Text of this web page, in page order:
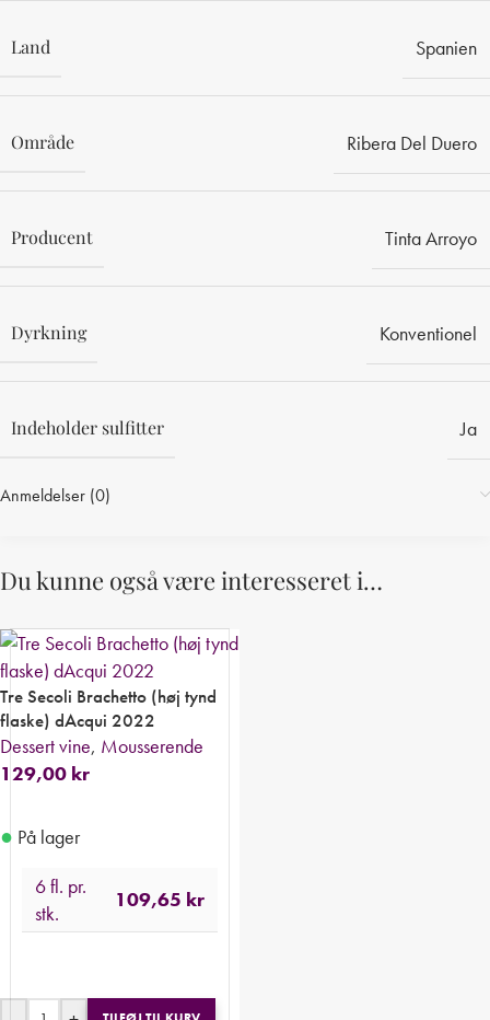
Land Spanien
Område Ribera Del Duero
Producent Tinta Arroyo
Dyrkning Konventionel
Indeholder sulfitter Ja
Anmeldelser (0)
Du kunne også være interesseret i…
Tre Secoli Brachetto (høj tynd
flaske) dAcqui 2022
Dessert vine, Mousserende
129,00 kr
● På lager
6 fl. pr.
stk.
109,65 kr